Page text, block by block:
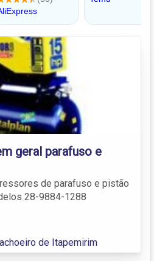
geral parafuso e
de parafuso e pistão
28-9884-1288
de Itapemirim